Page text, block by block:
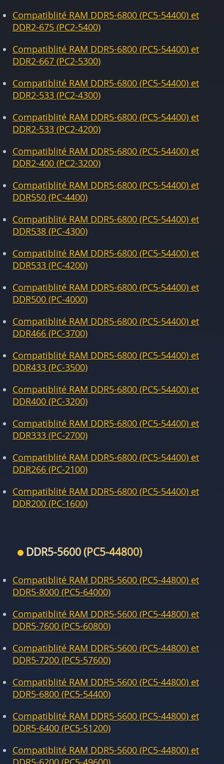
Compatiblité RAM DDR5-6800 (PC5-54400) et
DDR2-675 (PC2-5400)
Compatiblité RAM DDR5-6800 (PC5-54400) et
DDR2-667 (PC2-5300)
Compatiblité RAM DDR5-6800 (PC5-54400) et
DDR2-533 (PC2-4300)
Compatiblité RAM DDR5-6800 (PC5-54400) et
DDR2-533 (PC2-4200)
Compatiblité RAM DDR5-6800 (PC5-54400) et
DDR2-400 (PC2-3200)
Compatiblité RAM DDR5-6800 (PC5-54400) et
DDR550 (PC-4400)
Compatiblité RAM DDR5-6800 (PC5-54400) et
DDR538 (PC-4300)
Compatiblité RAM DDR5-6800 (PC5-54400) et
DDR533 (PC-4200)
Compatiblité RAM DDR5-6800 (PC5-54400) et
DDR500 (PC-4000)
Compatiblité RAM DDR5-6800 (PC5-54400) et
DDR466 (PC-3700)
Compatiblité RAM DDR5-6800 (PC5-54400) et
DDR433 (PC-3500)
Compatiblité RAM DDR5-6800 (PC5-54400) et
DDR400 (PC-3200)
Compatiblité RAM DDR5-6800 (PC5-54400) et
DDR333 (PC-2700)
Compatiblité RAM DDR5-6800 (PC5-54400) et
DDR266 (PC-2100)
Compatiblité RAM DDR5-6800 (PC5-54400) et
DDR200 (PC-1600)
DDR5-5600 (PC5-44800)
Compatiblité RAM DDR5-5600 (PC5-44800) et
DDR5-8000 (PC5-64000)
Compatiblité RAM DDR5-5600 (PC5-44800) et
DDR5-7600 (PC5-60800)
Compatiblité RAM DDR5-5600 (PC5-44800) et
DDR5-7200 (PC5-57600)
Compatiblité RAM DDR5-5600 (PC5-44800) et
DDR5-6800 (PC5-54400)
Compatiblité RAM DDR5-5600 (PC5-44800) et
DDR5-6400 (PC5-51200)
Compatiblité RAM DDR5-5600 (PC5-44800) et